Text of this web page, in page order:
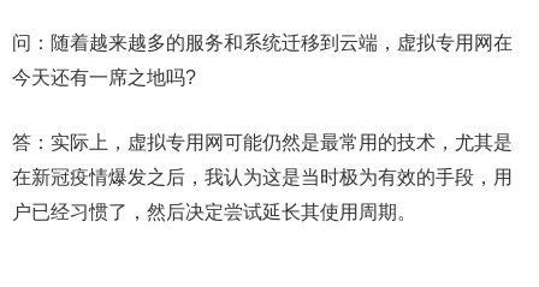
问：随着越来越多的服务和系统迁移到云端，虚拟专用网在
今天还有一席之地吗?
答：实际上，虚拟专用网可能仍然是最常用的技术，尤其是
在新冠疫情爆发之后，我认为这是当时极为有效的手段，用
户已经习惯了，然后决定尝试延长其使用周期。